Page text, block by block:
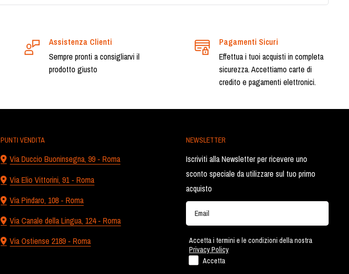
Assistenza Clienti
Sempre pronti a consigliarvi il
prodotto giusto
Pagamenti Sicuri
Effettua i tuoi acquisti in completa
sicurezza. Accettiamo carte di
credito e pagamenti elettronici.
PUNTI VENDITA
Via Duccio Buoninsegna, 99 - Roma
Via Elio Vittorini, 91 - Roma
Via Pindaro, 108 - Roma
Via Canale della Lingua, 124 - Roma
Via Ostiense 2189 - Roma
NEWSLETTER
Iscriviti alla Newsletter per ricevere uno
sconto speciale da utilizzare sul tuo primo
acquisto
Accetta i termini e le condizioni della nostra
Privacy Policy
Accetta